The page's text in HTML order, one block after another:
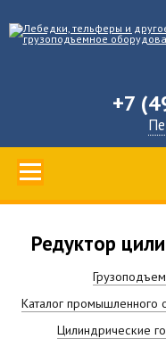
+7
Редуктор
Каталог промышленного
Цилиндрические